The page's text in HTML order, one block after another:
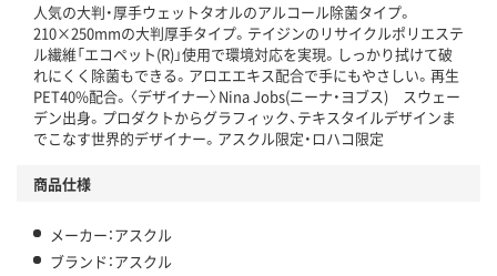
仕組
アスクルで資源循環している
温室効果ガスなどの削減
この商品の環境配慮ポイントです。下記商品詳細「
アスクル商品環境スコア詳細／加点項目
」で確認できます。
人気の大判・厚手ウェットタオルのアルコール除菌タイプ。
210×250mmの大判厚手タイプ。テイジンのリサイクルポリエステ
ル繊維「エコペット(R)」使用で環境対応を実現。しっかり拭けて破
れにくく除菌もできる。アロエエキス配合で手にもやさしい。再生
PET40%配合。〈デザイナー〉Nina Jobs(ニーナ・ヨブス) スウェー
デン出身。プロダクトからグラフィック、テキスタイルデザインま
でこなす世界的デザイナー。アスクル限定・ロハコ限定
商品仕様
メーカー：アスクル
ブランド：アスクル